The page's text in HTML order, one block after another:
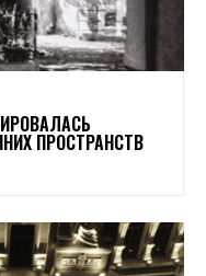
ПРОСТРАНСТВ